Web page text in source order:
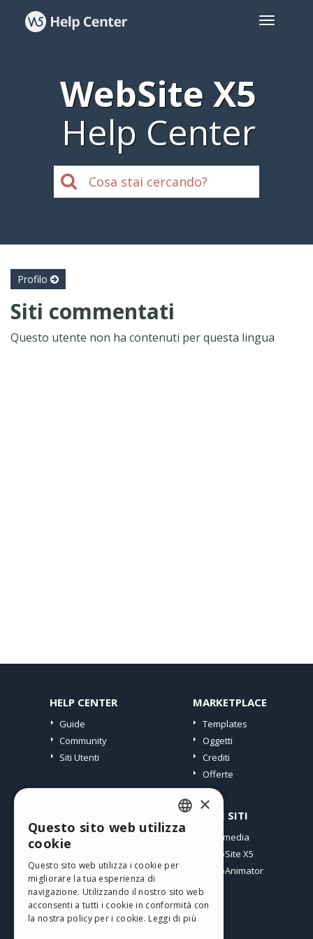
WebSite X5
Help Center
Profilo
Siti commentati
Questo utente non ha contenuti per questa lingua
HELP CENTER
Guide
Community
Siti Utenti
MARKETPLACE
Templates
Oggetti
Crediti
Offerte
I miei post
I miei Download
Spazio Web
I miei Crediti
ALTRI SITI
Incomedia
WebSite X5
WebAnimator
ENGLISH
SPANISH
PORTUGUESE
×
Questo sito web utilizza
cookie
Questo sito web utilizza i cookie per
migliorare la tua esperienza di
navigazione. Utilizzando il nostro sito web
acconsenti a tutti i cookie in conformità con
la nostra policy per i cookie. Leggi di più